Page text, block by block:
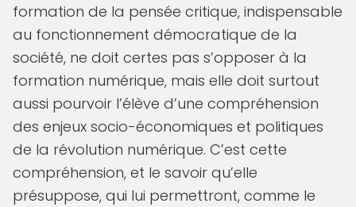
formation de la pensée critique, indispensable
au fonctionnement démocratique de la
société, ne doit certes pas s’opposer à la
formation numérique, mais elle doit surtout
aussi pourvoir l’élève d’une compréhension
des enjeux socio-économiques et politiques
de la révolution numérique. C’est cette
compréhension, et le savoir qu’elle
présuppose, qui lui permettront, comme le